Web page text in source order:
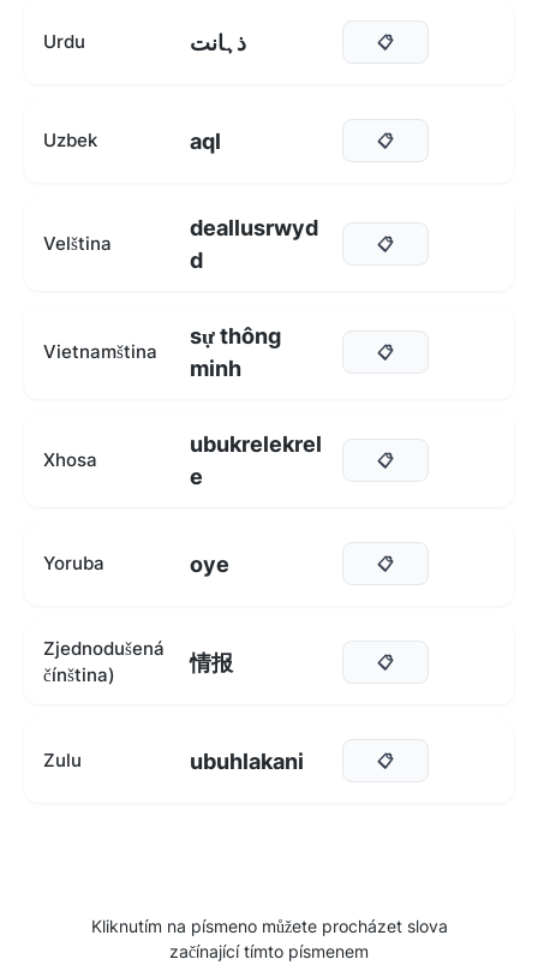
Urdu ذہانت 📋
Uzbek aql 📋
Velština
deallusrwyd
d
📋
Vietnamština
sự thông
minh
📋
Xhosa
ubukrelekrel
e
📋
Yoruba oye 📋
Zjednodušená
čínština)
情报 📋
Zulu ubuhlakani 📋
Kliknutím na písmeno můžete procházet slova
začínající tímto písmenem